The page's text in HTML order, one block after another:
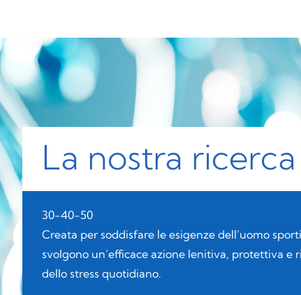
La nostra ricerca
30-40-50
Creata per soddisfare le esigenze dell’uomo
svolgono un’efficace azione lenitiva, protettiva
dello stress quotidiano.